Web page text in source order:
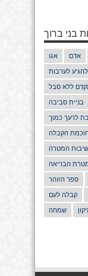
בני ברוך
אגו אדם
לערבות
ללא סבל
בניית סביבה
לרעך כמוך
הקבלה
המטרה
הבריאה
ספר הזוהר
קבלה לעם
שמחה